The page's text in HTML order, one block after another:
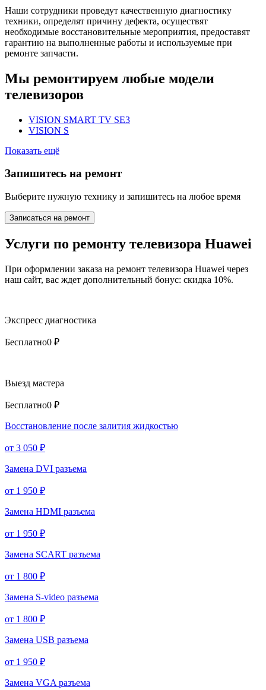
Наши сотрудники проведут качественную диагностику
техники, определят причину дефекта, осуществят
необходимые восстановительные мероприятия, предоставят
гарантию на выполненные работы и используемые при
ремонте запчасти.
Мы ремонтируем любые модели
телевизоров
VISION SMART TV SE3
VISION S
Показать ещё
Запишитесь на ремонт
Выберите нужную технику и запишитесь на любое время
Записаться на ремонт
Услуги по ремонту телевизора Huawei
При оформлении заказа на ремонт телевизора Huawei через
наш сайт, вас ждет дополнительный бонус: скидка 10%.
Экспресс диагностика
Бесплатно0 ₽
Выезд мастера
Бесплатно0 ₽
Восстановление после залития жидкостью
от 3 050 ₽
Замена DVI разъема
от 1 950 ₽
Замена HDMI разъема
от 1 950 ₽
Замена SCART разъема
от 1 800 ₽
Замена S-video разъема
от 1 800 ₽
Замена USB разъема
от 1 950 ₽
Замена VGA разъема